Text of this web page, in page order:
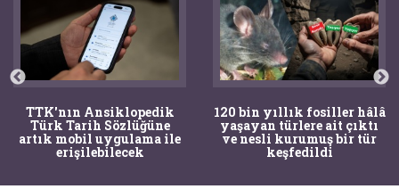
TTK'nın Ansiklopedik
Türk Tarih Sözlüğüne
artık mobil uygulama ile
erişilebilecek
120 bin yıllık fosiller hâlâ
yaşayan türlere ait çıktı
ve nesli kurumuş bir tür
keşfedildi